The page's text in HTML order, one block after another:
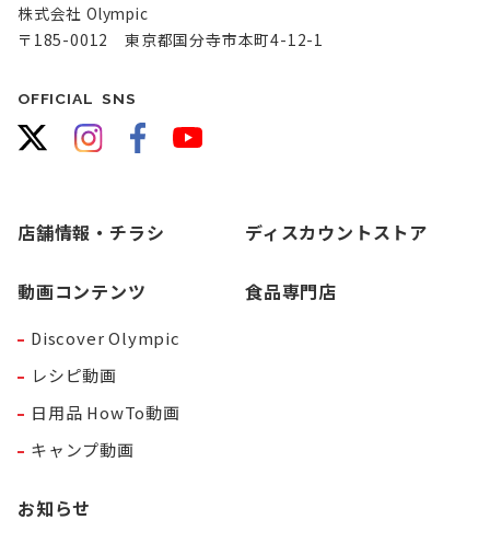
株式会社 Olympic
〒185-0012 東京都国分寺市本町4-12-1
OFFICIAL SNS
店舗情報・チラシ
動画コンテンツ
Discover Olympic
レシピ動画
日用品 HowTo動画
キャンプ動画
お知らせ
ディスカウントストア
食品専門店